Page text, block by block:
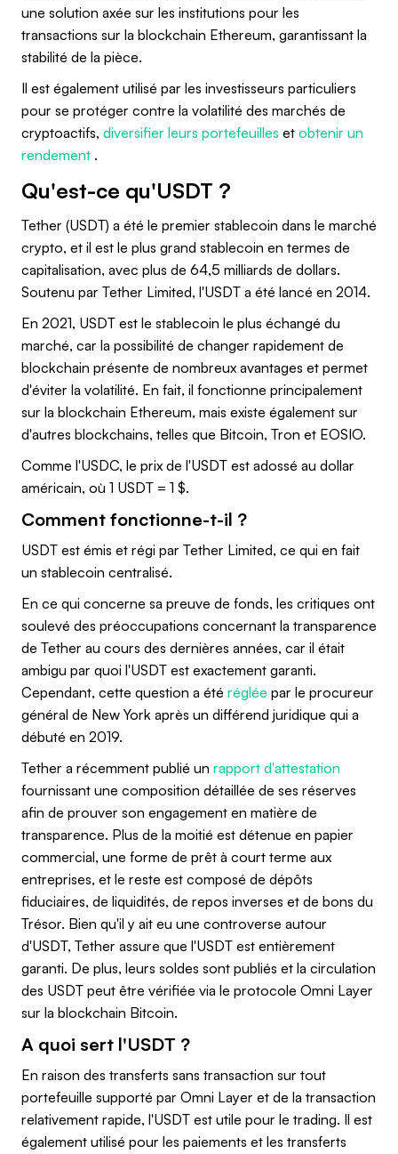
une solution axée sur les institutions pour les
transactions sur la blockchain Ethereum, garantissant la
stabilité de la pièce.
Il est également utilisé par les investisseurs particuliers
pour se protéger contre la volatilité des marchés de
cryptoactifs, diversifier leurs portefeuilles et obtenir un
rendement .
Qu'est-ce qu'USDT ?
Tether (USDT) a été le premier stablecoin dans le marché
crypto, et il est le plus grand stablecoin en termes de
capitalisation, avec plus de 64,5 milliards de dollars.
Soutenu par Tether Limited, l'USDT a été lancé en 2014.
En 2021, USDT est le stablecoin le plus échangé du
marché, car la possibilité de changer rapidement de
blockchain présente de nombreux avantages et permet
d'éviter la volatilité. En fait, il fonctionne principalement
sur la blockchain Ethereum, mais existe également sur
d'autres blockchains, telles que Bitcoin, Tron et EOSIO.
Comme l'USDC, le prix de l'USDT est adossé au dollar
américain, où 1 USDT = 1 $.
Comment fonctionne-t-il ?
USDT est émis et régi par Tether Limited, ce qui en fait
un stablecoin centralisé.
En ce qui concerne sa preuve de fonds, les critiques ont
soulevé des préoccupations concernant la transparence
de Tether au cours des dernières années, car il était
ambigu par quoi l'USDT est exactement garanti.
Cependant, cette question a été réglée par le procureur
général de New York après un différend juridique qui a
débuté en 2019.
Tether a récemment publié un rapport d'attestation
fournissant une composition détaillée de ses réserves
afin de prouver son engagement en matière de
transparence. Plus de la moitié est détenue en papier
commercial, une forme de prêt à court terme aux
entreprises, et le reste est composé de dépôts
fiduciaires, de liquidités, de repos inverses et de bons du
Trésor. Bien qu'il y ait eu une controverse autour
d'USDT, Tether assure que l'USDT est entièrement
garanti. De plus, leurs soldes sont publiés et la circulation
des USDT peut être vérifiée via le protocole Omni Layer
sur la blockchain Bitcoin.
A quoi sert l'USDT ?
En raison des transferts sans transaction sur tout
portefeuille supporté par Omni Layer et de la transaction
relativement rapide, l'USDT est utile pour le trading. Il est
également utilisé pour les paiements et les transferts